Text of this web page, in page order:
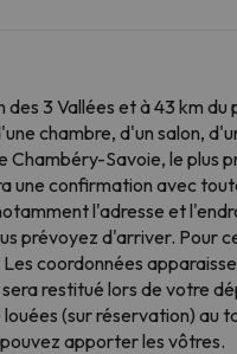
3 Vallées et à 43 km
chambre, d'un salon,
Savoie, le plus
confirmation avec
l'adresse et
prévoyez d'arriver. Pour
coordonnées
restitué lors de votre
(sur réservation) au
apporter les vôtres.